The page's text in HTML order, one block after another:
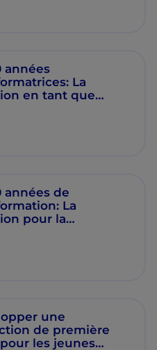
années
La
en tant que
années de
La
pour la
une
première
jeunes